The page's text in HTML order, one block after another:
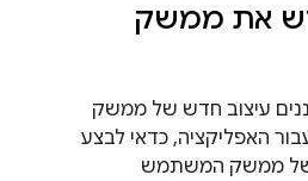
את ממשק
עיצוב חדש של ממשק
האפליקציה, כדאי לבצע
של ממשק המשתמש